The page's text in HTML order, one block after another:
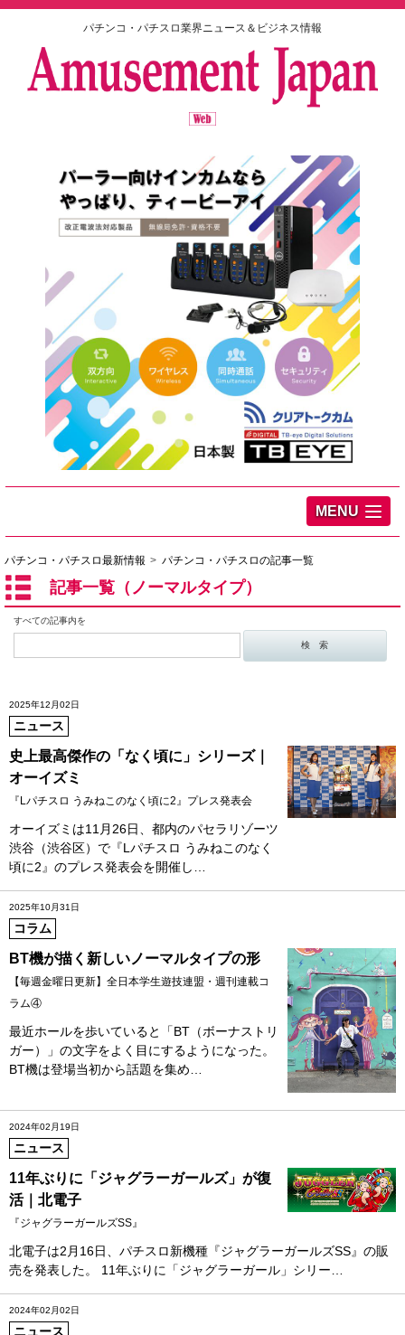
パチンコ・パチスロ業界ニュース＆ビジネス情報
MENU
パチンコ・パチスロ最新情報 パチンコ・パチスロの記事一覧
記事一覧（ノーマルタイプ）
すべての記事内を
2025年12月02日
ニュース
史上最高傑作の「なく頃に」シリーズ｜
オーイズミ
『Lパチスロ うみねこのなく頃に2』プレス発表会
オーイズミは11月26日、都内のパセラリゾーツ
渋谷（渋谷区）で『Lパチスロ うみねこのなく
頃に2』のプレス発表会を開催し…
2025年10月31日
コラム
BT機が描く新しいノーマルタイプの形
【毎週金曜日更新】全日本学生遊技連盟・週刊連載コ
ラム④
最近ホールを歩いていると「BT（ボーナストリ
ガー）」の文字をよく目にするようになった。
BT機は登場当初から話題を集め…
2024年02月19日
ニュース
11年ぶりに「ジャグラーガールズ」が復
活｜北電子
『ジャグラーガールズSS』
北電子は2月16日、パチスロ新機種『ジャグラーガールズSS』の販
売を発表した。 11年ぶりに「ジャグラーガール」シリー…
2024年02月02日
ニュース